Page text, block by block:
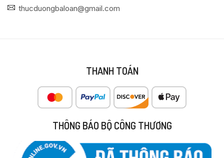
thucduongbaloan@gmail.com
THANH TOÁN
THÔNG BÁO BỘ CÔNG THƯƠNG